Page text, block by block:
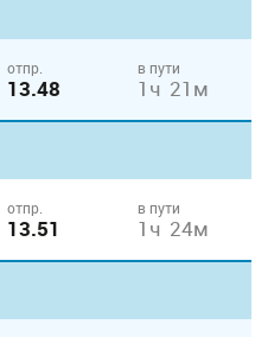
отпр.
13.48
в пути
1ч 21м
отпр.
13.51
в пути
1ч 24м